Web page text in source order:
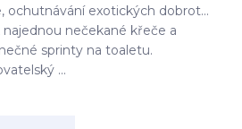
ochutnávání exotických dobrot...
najednou nečekané křeče a
sprinty na toaletu.
...